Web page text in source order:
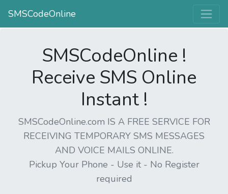
SMSCodeOnline
SMSCodeOnline !
Receive SMS Online
Instant !
SMSCodeOnline.com IS A FREE SERVICE FOR
RECEIVING TEMPORARY SMS MESSAGES
AND VOICE MAILS ONLINE.
Pickup Your Phone - Use it - No Register
required